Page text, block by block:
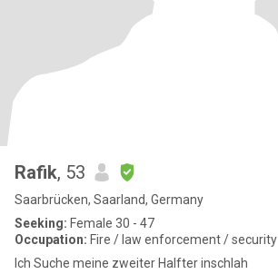
Rafik, 53
Saarbrücken, Saarland, Germany
Seeking: Female 30 - 47
Occupation: Fire / law enforcement / security
Ich Suche meine zweiter Halfter inschlah